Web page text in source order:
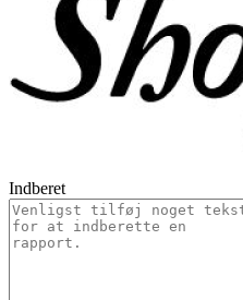
Indberet